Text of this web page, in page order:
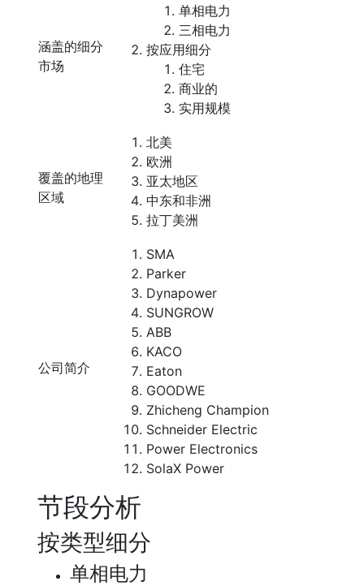
涵盖的细分
市场
单相电力
三相电力
按应用细分
住宅
商业的
实用规模
覆盖的地理
区域
北美
欧洲
亚太地区
中东和非洲
拉丁美洲
公司简介
SMA
Parker
Dynapower
SUNGROW
ABB
KACO
Eaton
GOODWE
Zhicheng Champion
Schneider Electric
Power Electronics
SolaX Power
节段分析
按类型细分
单相电力